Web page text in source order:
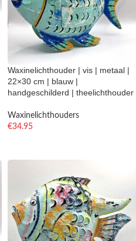
Waxinelichthouder | vis | metaal |
22×30 cm | blauw |
handgeschilderd | theelichthouder
Waxinelichthouders
€34.95